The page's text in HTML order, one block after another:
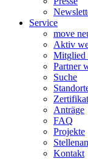
Service
move
Aktiv
Mitglied
Partner
Suche
Anträge
FAQ
Projekte
Kontakt